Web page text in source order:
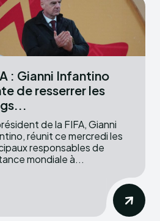
: Gianni Infantino
de resserrer les
de la FIFA, Gianni
réunit ce mercredi les
responsables de
mondiale à...